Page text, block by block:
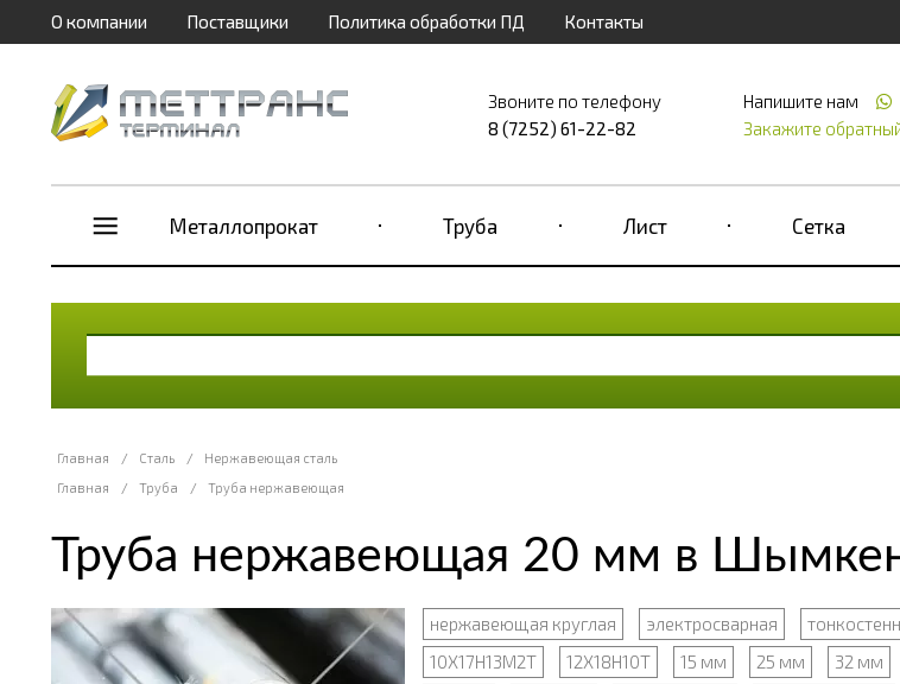
О компании Поставщики Политика обработки ПД Контакты
Звоните по телефону
8 (7252) 61-22-82
Напишите нам
Закажите
Металлопрокат Труба Лист Сетка
Главная / Сталь /
Нержавеющая сталь
Главная
/ Труба / Труба нержавеющая
Труба нержавеющая 20 мм в
нержавеющая круглая электросварная
10Х17Н13М2Т
12Х18Н10Т 15 мм 25 мм 32 мм